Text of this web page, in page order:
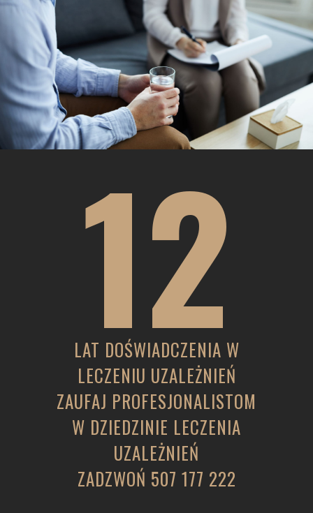
12
LAT DOŚWIADCZENIA W
LECZENIU UZALEŻNIEŃ
ZAUFAJ PROFESJONALISTOM
W DZIEDZINIE LECZENIA
UZALEŻNIEŃ
ZADZWOŃ 507 177 222